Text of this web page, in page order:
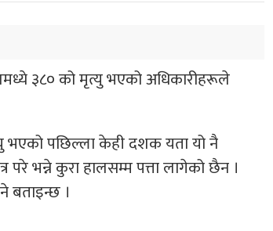
३८० को मृत्यु भएको अधिकारीहरूले
भएको पछिल्ला केही दशक यता यो नै
भन्ने कुरा हालसम्म पत्ता लागेको छैन ।
बताइन्छ ।